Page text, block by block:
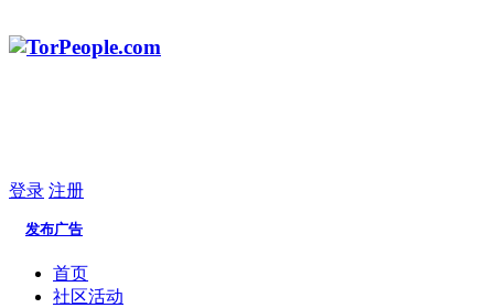
登录 注册
发布广告
首页
社区活动